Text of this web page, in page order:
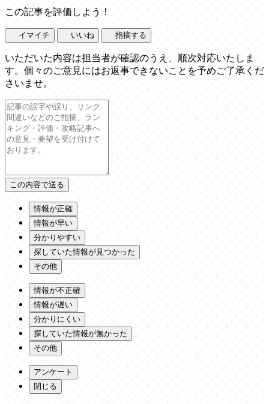
この記事を評価しよう！
イマイチ いいね 指摘する
いただいた内容は担当者が確認のうえ、順次対応いたしま
す。個々のご意見にはお返事できないことを予めご了承くだ
さいませ。
情報が正確
情報が早い
分かりやすい
探していた情報が見つかった
その他
情報が不正確
情報が遅い
分かりにくい
探していた情報が無かった
その他
アンケート
閉じる